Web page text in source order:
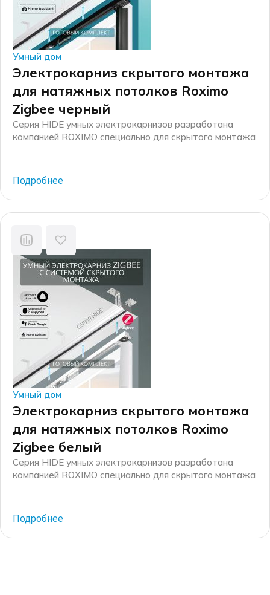
Умный дом
Электрокарниз скрытого монтажа
для натяжных потолков Roximo
Zigbee черный
Серия HIDE умных электрокарнизов разработана
компанией ROXIMO специально для скрытого монтажа
профиль и заглушки для него, специальные редукторы
для электрокарниза узкого формата, соединители
профилей и крепежные элементы. В результате
электрокарниз вставляется в закладной профиль и
Компания […]
Подробнее
Умный дом
Электрокарниз скрытого монтажа
для натяжных потолков Roximo
Zigbee белый
Серия HIDE умных электрокарнизов разработана
компанией ROXIMO специально для скрытого монтажа
профиль и заглушки для него, специальные редукторы
для электрокарниза узкого формата, соединители
профилей и крепежные элементы. В результате
Подробнее